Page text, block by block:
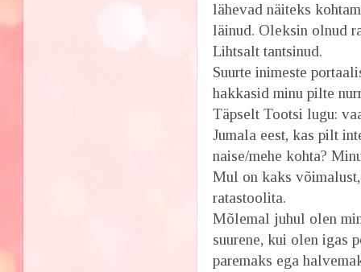
lähevad näiteks
läinud. Oleksin olnud
Lihtsalt tantsinud.
Suurte inimeste
hakkasid minu pilte
Täpselt Tootsi lugu:
Jumala eest, kas pilt
naise/mehe kohta?
Mul on kaks
ratastoolita.
Mõlemal juhul olen
suurene, kui olen igas
paremaks ega